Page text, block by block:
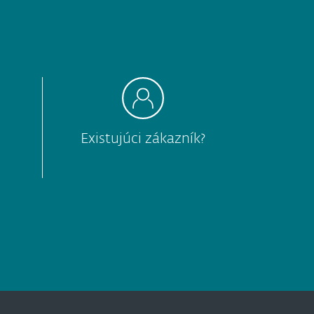
Existujúci zákazník?